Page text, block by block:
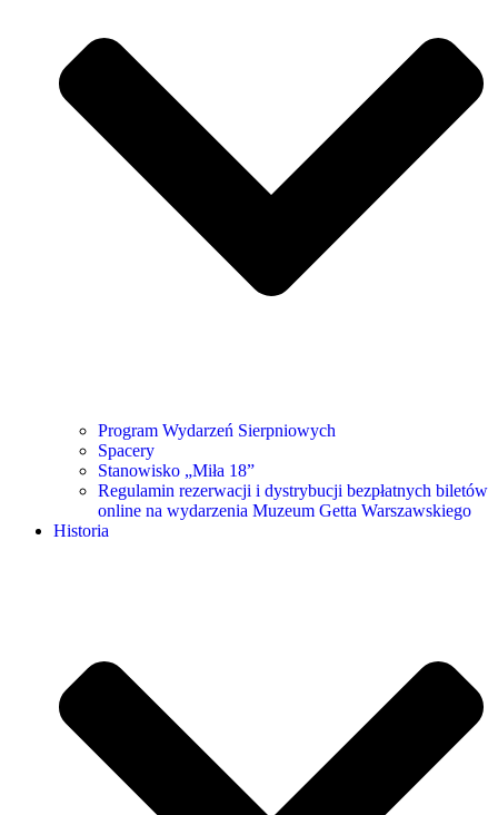
Program Wydarzeń Sierpniowych
Spacery
Stanowisko „Miła 18”
Regulamin rezerwacji i dystrybucji bezpłatnych biletów
online na wydarzenia Muzeum Getta Warszawskiego
Historia